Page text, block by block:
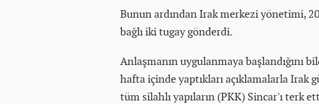
Bunun ardından Irak merkezi yönetimi,
bağlı iki tugay gönderdi.
Anlaşmanın uygulanmaya
hafta içinde yaptıkları açıklamalarla Irak
tüm silahlı yapıların (PKK) Sincar'ı terk